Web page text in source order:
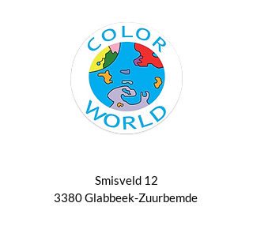
Smisveld 12
3380 Glabbeek-Zuurbemde